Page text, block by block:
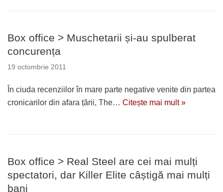
Box office > Muschetarii și-au spulberat
concurența
19 octombrie 2011
În ciuda recenziilor în mare parte negative venite din partea
cronicarilor din afara țării, The… Citește mai mult »
Box office > Real Steel are cei mai mulți
spectatori, dar Killer Elite câștigă mai mulți
bani